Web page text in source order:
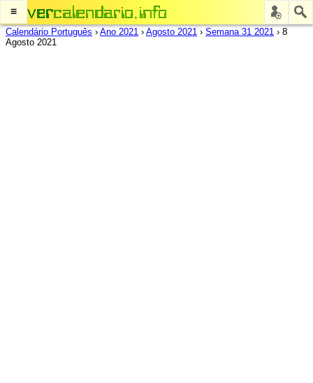
≡
Calendário Português › Ano 2021 › Agosto 2021 › Semana 31 2021 › 8
Agosto 2021